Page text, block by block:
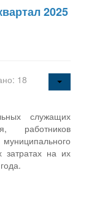
2025
18
служащих
работников
затратах на их